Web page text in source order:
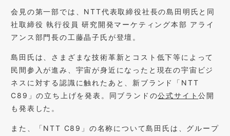
会見の第一部では、NTT代表取締役社長の島田明氏と同
社取締役 執行役員 研究開発マーケティング本部 アライ
アンス部門長の工藤晶子氏が登壇。
島田氏は、さまざまな技術革新とコスト低下等によって
民間参入が進み、宇宙が身近になったと現在の宇宙ビジ
ネスに対する認識に触れたあと、新ブランド「NTT
C89」の立ち上げを発表。同ブランドの公式サイト公開
も発表した。
また、「NTT C89」の名称について島田氏は、グループ